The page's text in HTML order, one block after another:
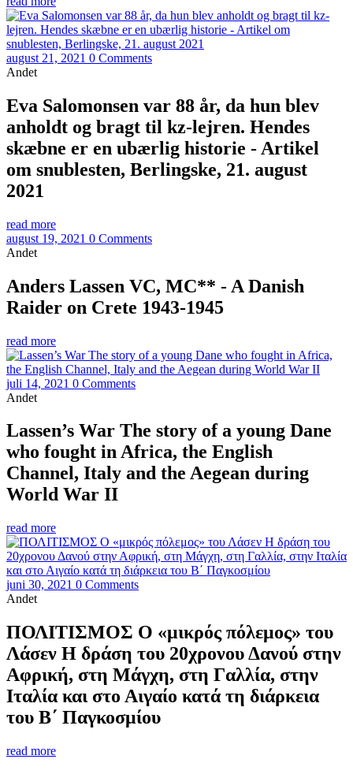
august 21, 2021 0 Comments
Andet
Eva Salomonsen var 88 år, da hun blev
anholdt og bragt til kz-lejren. Hendes
skæbne er en ubærlig historie - Artikel
om snublesten, Berlingske, 21. august
2021
read more
august 19, 2021 0 Comments
Andet
Anders Lassen VC, MC** - A Danish
Raider on Crete 1943-1945
read more
juli 14, 2021 0 Comments
Andet
Lassen’s War The story of a young Dane
who fought in Africa, the English
Channel, Italy and the Aegean during
World War II
read more
juni 30, 2021 0 Comments
Andet
ΠΟΛΙΤΙΣΜΟΣ Ο «μικρός πόλεμος» του
Λάσεν Η δράση του 20χρονου Δανού στην
Αφρική, στη Μάγχη, στη Γαλλία, στην
Ιταλία και στο Αιγαίο κατά τη διάρκεια
του Β΄ Παγκοσμίου
read more